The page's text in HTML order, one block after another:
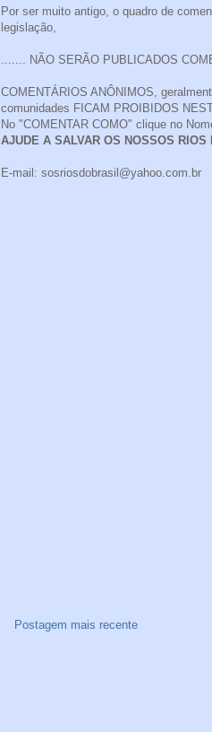
Por ser muito antigo, o quadro de
legislação,
....... NÃO SERÃO PUBLICADOS
COMENTÁRIOS ANÔNIMOS,
comunidades FICAM PROIBIDOS
No "COMENTAR COMO" clique no
AJUDE A SALVAR OS NOSSOS RIOS
E-mail: sosriosdobrasil@yahoo.com.br
Postagem mais recente